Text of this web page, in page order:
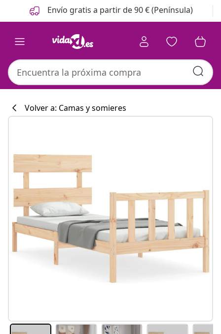
Anterior
Siguiente Envío gratis a partir de 90 € (Península)
#sharemevidaxl
Volver a: Camas y somieres